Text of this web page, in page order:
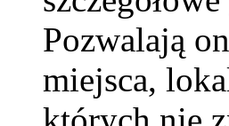
Pozwalają
miejsca,